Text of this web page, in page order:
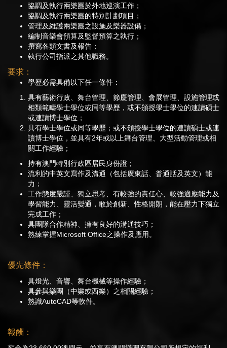
協調及執行兩樂團於外地巡演工作；
協調及執行兩樂團的特別計劃項目；
管理及維護兩樂團之設施及樂器設備；
編制音樂會預算及監督預算之執行；
撰寫各類文書及報告；
執行公司指派之其他職務。
要求：
學歷必需具備以下任一條件：
具有藝術行政、舞台管理、節慶管理、會展管理、設施管理或
相類範疇學士學位或同等學歷，或不頒授學士學位的連讀碩士
或連讀博士學位；
具有學士學位或同等學歷；或不頒授學士學位的連讀碩士或連
讀博士學位，並具有2年或以上舞台管理、大型活動管理或相
關工作經驗；
持有澳門特別行政區居民身份證；
流利的中英文寫作及溝通（包括廣東話、普通話及英文）能
力；
工作態度嚴謹、獨立思考、有較強的責任心、較強適應能力及
學習能力、靈活變通，敢於創新、性格開朗，能在壓力下獨立
完成工作；
具團隊合作精神、擁有良好的溝通技巧；
熟練掌握Microsoft Office之操作及應用。
優先條件：
具燈光、音響、舞台機械等操作經驗；
具參與樂團（中樂或西樂）之相關經驗；
熟識AutoCAD等軟件。
報酬：